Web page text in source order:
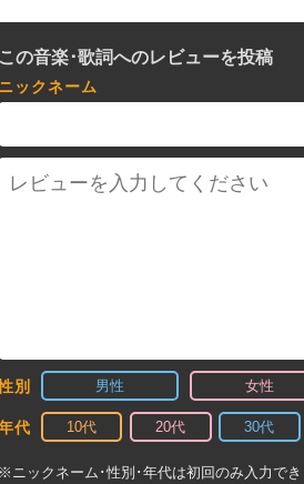
この音楽･歌詞へのレビューを投稿
ニックネーム
別 男性 女性
代 10代 20代 30代
※ニックネーム･性別･年代は初回のみ入力でき